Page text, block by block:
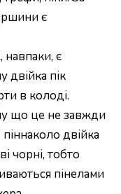
є
навпаки, є
пік
в колоді.
що це не завжди
піннаколо двійка
чорні, тобто
пінелами